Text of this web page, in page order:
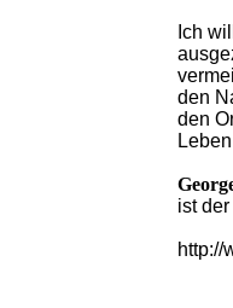
Ich
den
den
ist
http://